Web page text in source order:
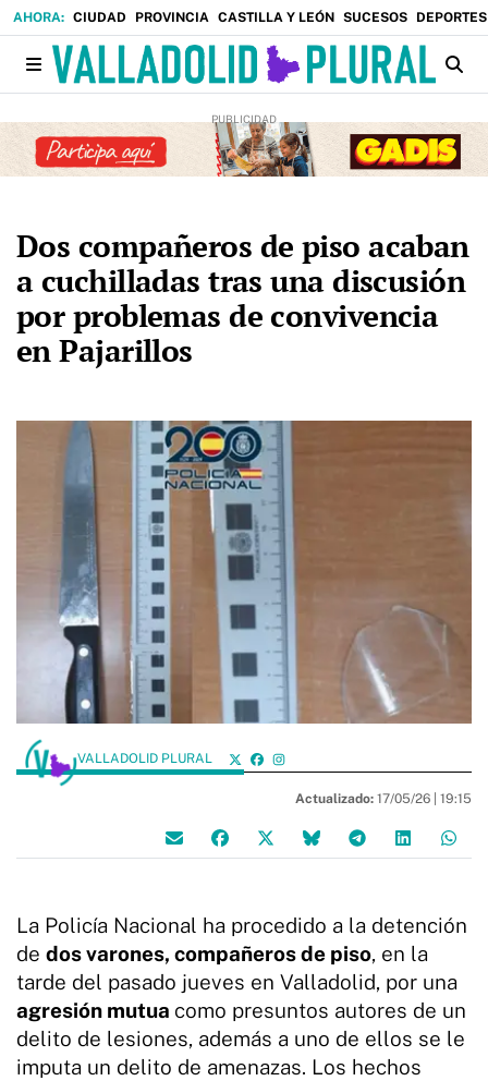
CIUDAD PROVINCIA CASTILLA Y LEÓN SUCESOS DEPORTES
Dos compañeros de piso acaban
a cuchilladas tras una discusión
por problemas de convivencia
en Pajarillos
VALLADOLID PLURAL
Actualizado: 17/05/26 | 19:15
La Policía Nacional ha procedido a la detención
de dos varones, compañeros de piso, en la
tarde del pasado jueves en Valladolid, por una
agresión mutua como presuntos autores de un
delito de lesiones, además a uno de ellos se le
imputa un delito de amenazas. Los hechos